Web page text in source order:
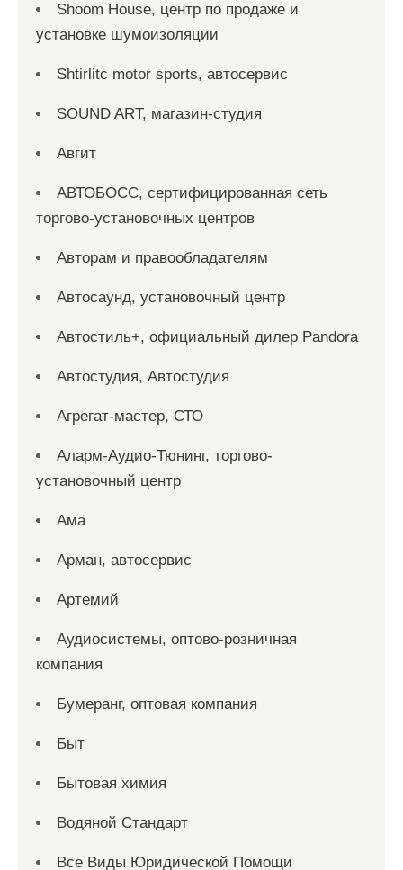
Shoom House, центр по продаже и
установке шумоизоляции
Shtirlitc motor sports, автосервис
SOUND ART, магазин-студия
Авгит
АВТОБОСС, сертифицированная сеть
торгово-установочных центров
Авторам и правообладателям
Автосаунд, установочный центр
Автостиль+, официальный дилер Pandora
Автостудия, Автостудия
Агрегат-мастер, СТО
Аларм-Аудио-Тюнинг, торгово-
установочный центр
Ама
Арман, автосервис
Артемий
Аудиосистемы, оптово-розничная
компания
Бумеранг, оптовая компания
Быт
Бытовая химия
Водяной Стандарт
Все Виды Юридической Помощи